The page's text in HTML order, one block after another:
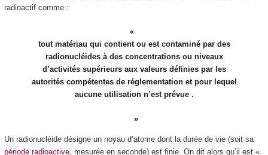
radioactif comme :
tout matériau qui contient ou est contaminé par des
radionucléides à des concentrations ou niveaux
d’activités supérieurs aux valeurs définies par les
autorités compétentes de réglementation et pour lequel
aucune utilisation n’est prévue .
Un radionucléide désigne un noyau d’atome dont la durée de vie (soit sa
période radioactive, mesurée en seconde) est finie. On dit alors qu’il est «